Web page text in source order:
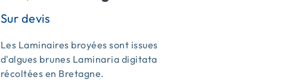
Les Laminaires broyées sont issues
d'algues brunes Laminaria digitata
récoltées en Bretagne.